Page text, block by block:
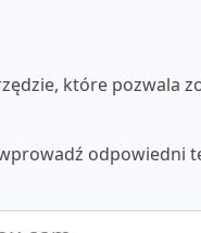
które pozwala
odpowiedni